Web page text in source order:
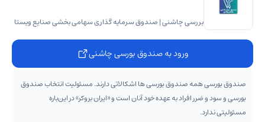
بررسی چاشنی | صندوق سرمایه گذاری سهامی بخشی صنایع ویستا
ورود به صندوق بورسی چاشنی
صندوق بورسی همه صندوق بورسی ها اشکالاتی دارند. مسئولیت انتخاب صندوق
بورسی و سود و ضرر افراد به عهده خود آنان است و «ایران بروکر» در این‌باره
مسئولیتی ندارد.